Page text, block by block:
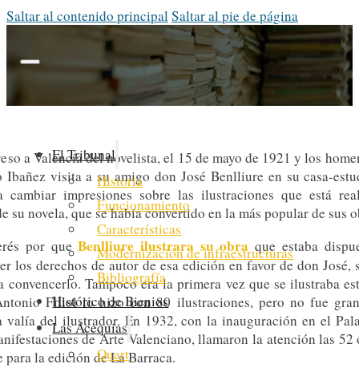
Saltar al contenido principalSaltar al pie de página
El Tribunal
Historia
Funcionamiento
Características
Modernización de infraestructuras
Bibliografía
Histórico de Bienios
Las Acequias
Quart
LITERATURA
a Valencia del novelista, el 15 de mayo de 1921 y los
Ibañez visita a su amigo don José Benlliure en su casa-
cambiar impresiones sobre las ilustraciones que está
su novela, que se había convertido en la más popular de sus
por queBenlliure ilustrara su obra que estaba
los derechos de autor de esa edición en favor de don
convencerlo. Tampoco era la primera vez que se ilustraba
Fillol lo hizo con 80 ilustraciones, pero no fue
valía del ilustrador. En 1932, con la inauguración en el
de Arte Valenciano, llamaron la atención las 52
la edición de La Barraca.